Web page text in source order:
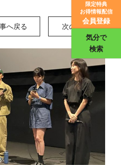
画評価
限定特典
お得情報配信
会員登録
気分で
検索
へ戻る 次の写真 >